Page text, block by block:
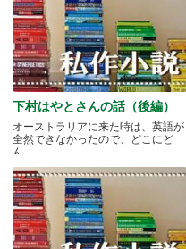
下村はやとさんの話（後編）
オーストラリアに来た時は、英語が
全然できなかったので、どこにど
ん.....